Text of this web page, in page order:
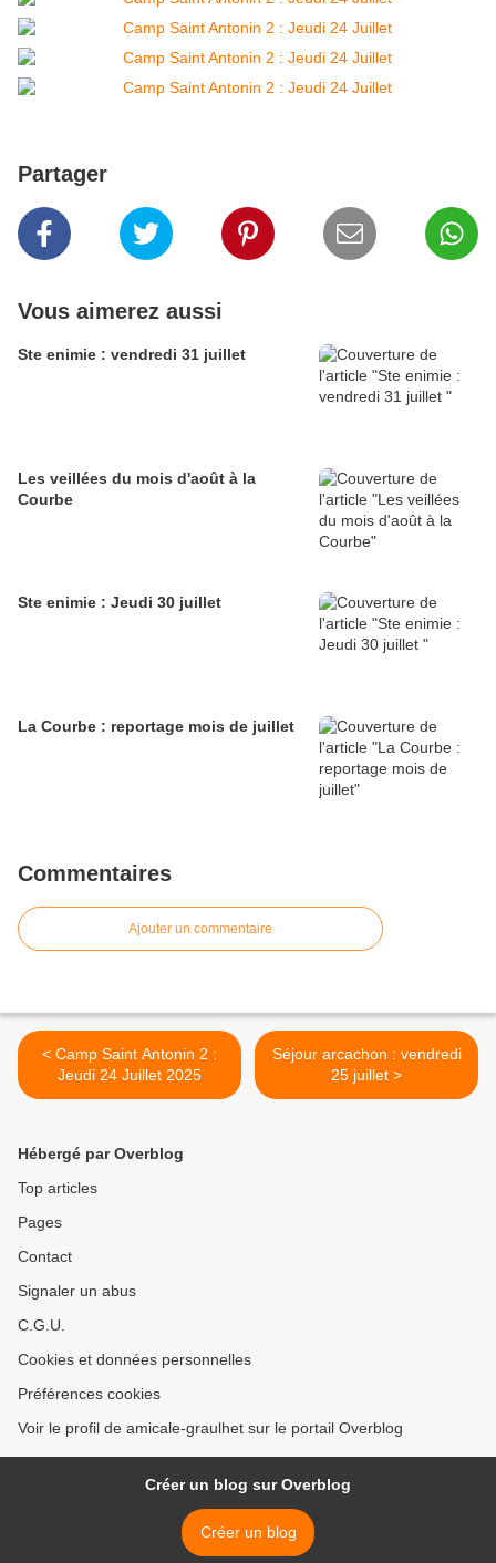
Partager
Vous aimerez aussi
Ste enimie : vendredi 31 juillet
Les veillées du mois d'août à la
Courbe
Ste enimie : Jeudi 30 juillet
La Courbe : reportage mois de juillet
Commentaires
Ajouter un commentaire
< Camp Saint Antonin 2 :
Jeudi 24 Juillet 2025
Séjour arcachon : vendredi
25 juillet >
Hébergé par Overblog
Top articles
Pages
Contact
Signaler un abus
C.G.U.
Cookies et données personnelles
Préférences cookies
Voir le profil de amicale-graulhet sur le portail Overblog
Créer un blog sur Overblog
Créer un blog